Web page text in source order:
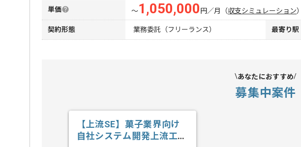
単価 〜1,050,000 円／月 （収支シミュレーション）
契約形態 業務委託（フリーランス） 最寄り駅
あなたにおすすめ
募集中案件
【上流SE】菓子業界向け
自社システム開発上流工程